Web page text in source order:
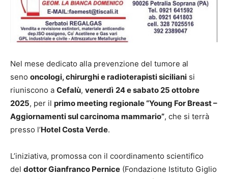
Nel mese dedicato alla prevenzione del tumore al
seno oncologi, chirurghi e radioterapisti siciliani si
riuniscono a Cefalù, venerdì 24 e sabato 25 ottobre
2025, per il primo meeting regionale “Young For Breast –
Aggiornamenti sul carcinoma mammario”, che si terrà
presso l’Hotel Costa Verde.
L’iniziativa, promossa con il coordinamento scientifico
del dottor Gianfranco Pernice (Fondazione Istituto Giglio